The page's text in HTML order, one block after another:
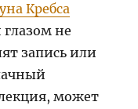
Кребса
не
запись или
лекция, может